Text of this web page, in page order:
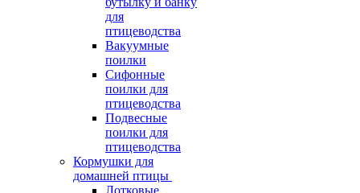
для
птицеводства
Вакуумные
поилки
Сифонные
поилки для
птицеводства
Подвесные
поилки для
птицеводства
Кормушки для
домашней птицы
Лотковые